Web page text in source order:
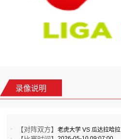
录像说明
【对阵双方】老虎大学 VS 瓜达拉哈拉